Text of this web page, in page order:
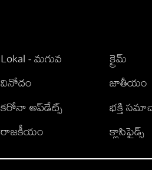
Lokal - మగువ
వినోదం
కరోనా అప్‌డేట్స్
రాజకీయం
క్రైమ్
జాతీయం
భక్తి
క్లాసిఫైడ్స్